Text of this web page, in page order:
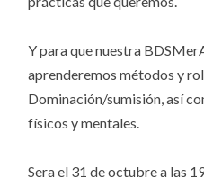
Y para que nuestra
aprenderemos métodos y
Dominación/sumisión, así
físicos y mentales.
Sera el 31 de octubre a las